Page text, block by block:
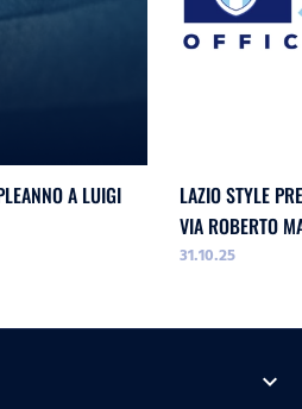
A LUIGI
LAZIO STYLE
VIA ROBERTO
31.10.25
expand_more